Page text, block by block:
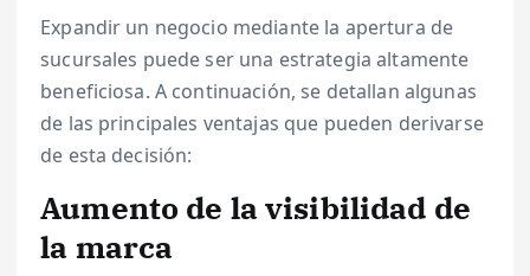
Expandir un negocio mediante la apertura de
sucursales puede ser una estrategia altamente
beneficiosa. A continuación, se detallan algunas
de las principales ventajas que pueden derivarse
de esta decisión:
Aumento de la visibilidad de
la marca